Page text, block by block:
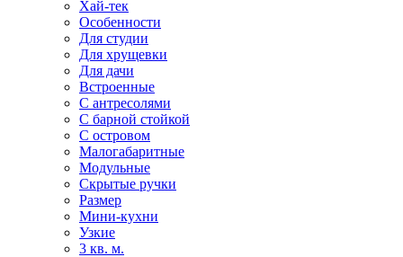
Хай-тек
Особенности
Для студии
Для хрущевки
Для дачи
Встроенные
С антресолями
С барной стойкой
С островом
Малогабаритные
Модульные
Скрытые ручки
Размер
Мини-кухни
Узкие
3 кв. м.